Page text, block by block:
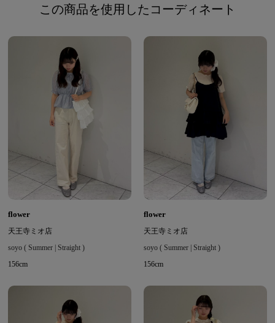
この商品を使用したコーディネート
flower
天王寺ミオ店
soyo ( Summer | Straight )
156cm
flower
天王寺ミオ店
soyo ( Summer | Straight )
156cm